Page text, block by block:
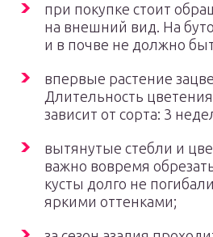
при покупке стоит
на внешний вид. На
и в почве не должно
впервые растение
Длительность
зависит от сорта: 3
вытянутые стебли и
важно вовремя
кусты долго не
яркими оттенками;